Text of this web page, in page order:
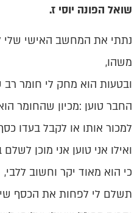
שואל הפונה יוסי ז.
נתתי את המחשב האישי שלי
משהו,
ובטעות הוא מחק לי חומר רב
החבר טוען :מכיון שהחומר
למכור אותו או לקבל בעדו
ואילו אני טוען אני מוכן
כי הוא מאוד יקר וחשוב ללבי,
תשלם לי לפחות את הכסף